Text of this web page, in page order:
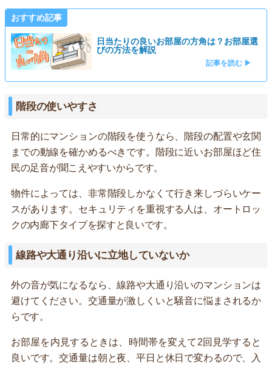
おすすめ記事
日当たりの良いお部屋の方角は？お部屋選
びの方法を解説
記事を読む ▶
階段の使いやすさ
日常的にマンションの階段を使うなら、階段の配置や玄関
までの動線を確かめるべきです。階段に近いお部屋ほど住
民の足音が聞こえやすいからです。
物件によっては、非常階段しかなくて行き来しづらいケー
スがあります。セキュリティを重視する人は、オートロッ
クの内廊下タイプを探すと良いです。
線路や大通り沿いに立地していないか
外の音が気になるなら、線路や大通り沿いのマンションは
避けてください。交通量が激しくいと騒音に悩まされるか
らです。
お部屋を内見するときは、時間帯を変えて2回見学すると
良いです。交通量は朝と夜、平日と休日で変わるので、入